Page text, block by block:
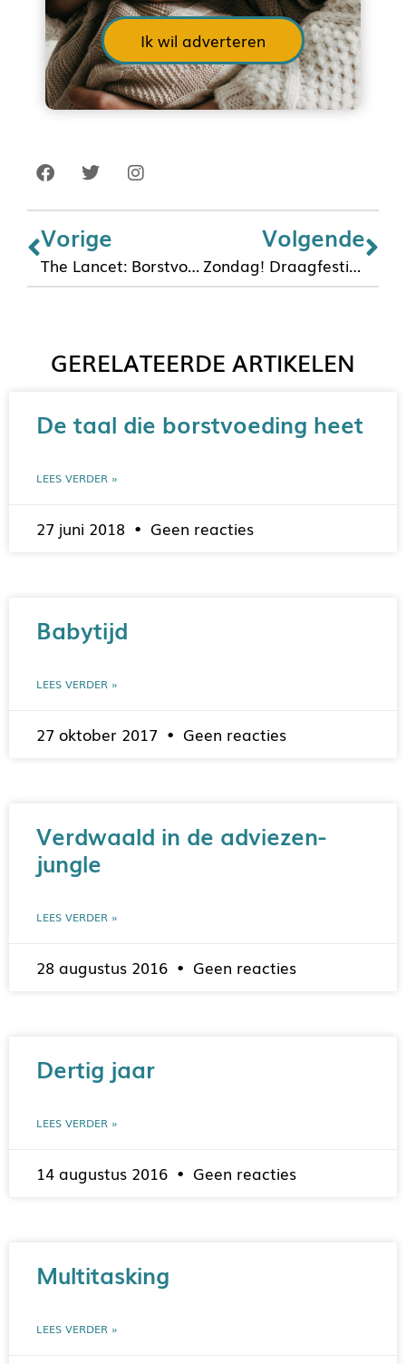
Ik wil adverteren
Vorige
The Lancet: Borstvoeding voorkomt dat 800.000 kinderen sterven
Volgende
Zondag! Draagfestival Utrecht 7 februari: Kom je ook?
GERELATEERDE ARTIKELEN
De taal die borstvoeding heet
LEES VERDER »
27 juni 2018 Geen reacties
Babytijd
LEES VERDER »
27 oktober 2017 Geen reacties
Verdwaald in de adviezen-
jungle
LEES VERDER »
28 augustus 2016 Geen reacties
Dertig jaar
LEES VERDER »
14 augustus 2016 Geen reacties
Multitasking
LEES VERDER »